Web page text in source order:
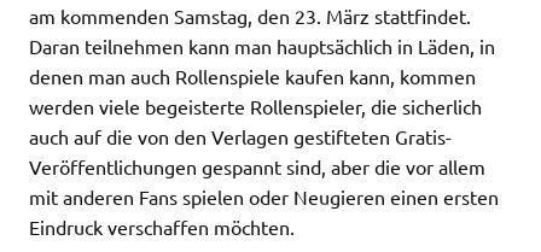
am kommenden Samstag, den 23. März stattfindet.
Daran teilnehmen kann man hauptsächlich in Läden, in
denen man auch Rollenspiele kaufen kann, kommen
werden viele begeisterte Rollenspieler, die sicherlich
auch auf die von den Verlagen gestifteten Gratis-
Veröffentlichungen gespannt sind, aber die vor allem
mit anderen Fans spielen oder Neugieren einen ersten
Eindruck verschaffen möchten.